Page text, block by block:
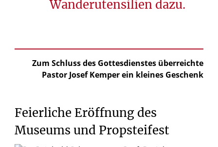
Wanderutensilien dazu.
Zum Schluss des Gottesdienstes überreichte
Pastor Josef Kemper ein kleines Geschenk
Feierliche Eröffnung des
Museums und Propsteifest